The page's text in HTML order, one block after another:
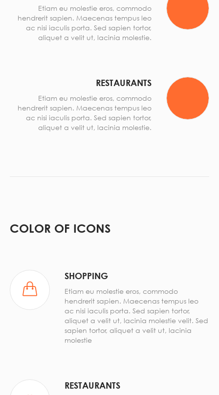
Etiam eu molestie eros, commodo
hendrerit sapien. Maecenas tempus leo
ac nisi iaculis porta. Sed sapien tortor,
aliquet a velit ut, lacinia molestie.
RESTAURANTS
Etiam eu molestie eros, commodo
hendrerit sapien. Maecenas tempus leo
ac nisi iaculis porta. Sed sapien tortor,
aliquet a velit ut, lacinia molestie.
COLOR OF ICONS
SHOPPING
Etiam eu molestie eros, commodo
hendrerit sapien. Maecenas tempus leo
ac nisi iaculis porta. Sed sapien tortor,
aliquet a velit ut, lacinia molestie velit. Sed
sapien tortor, aliquet a velit ut, lacinia
molestie
RESTAURANTS